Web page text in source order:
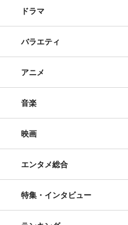
ドラマ
バラエティ
アニメ
音楽
映画
エンタメ総合
特集・インタビュー